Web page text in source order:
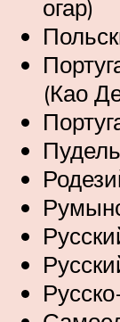
огар)
(Као
Пудель